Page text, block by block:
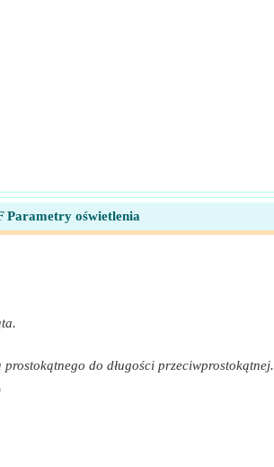
Parametry oświetlenia
do długości przeciwprostokątnej.